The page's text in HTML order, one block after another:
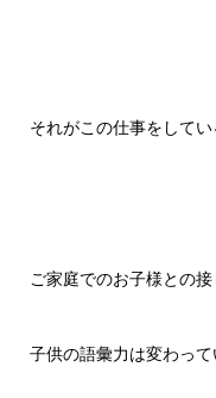
それがこの仕事をしてい
ご家庭でのお子様との接
子供の語彙力は変わって